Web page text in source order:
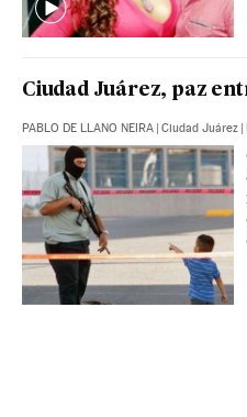
Ciudad Juárez, paz
PABLO DE LLANO NEIRA | Ciudad Juárez |